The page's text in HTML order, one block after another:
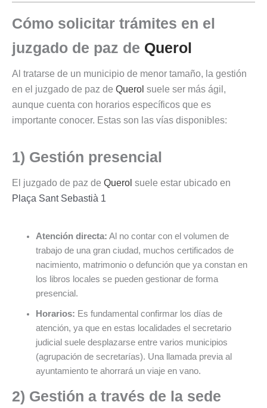
Cómo solicitar trámites en el
juzgado de paz de Querol
Al tratarse de un municipio de menor tamaño, la gestión
en el juzgado de paz de Querol suele ser más ágil,
aunque cuenta con horarios específicos que es
importante conocer. Estas son las vías disponibles:
1) Gestión presencial
El juzgado de paz de Querol suele estar ubicado en
Plaça Sant Sebastià 1
Atención directa: Al no contar con el volumen de
trabajo de una gran ciudad, muchos certificados de
nacimiento, matrimonio o defunción que ya constan en
los libros locales se pueden gestionar de forma
presencial.
Horarios: Es fundamental confirmar los días de
atención, ya que en estas localidades el secretario
judicial suele desplazarse entre varios municipios
(agrupación de secretarías). Una llamada previa al
ayuntamiento te ahorrará un viaje en vano.
2) Gestión a través de la sede